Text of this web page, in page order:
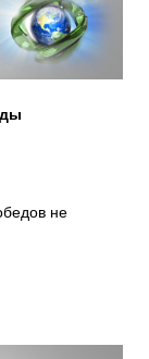
не